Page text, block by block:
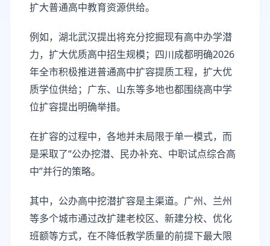
扩大普通高中教育资源供给。
例如，湖北武汉提出将充分挖掘现有高中办学潜
力，扩大优质高中招生规模；四川成都明确2026
年全市积极推进普通高中扩容提质工程，扩大优
质学位供给；广东、山东等多地也都围绕高中学
位扩容提出明确举措。
在扩容的过程中，各地并未局限于单一模式，而
是采取了“公办挖潜、民办补充、中职试点综合高
中”并行的策略。
其中，公办高中挖潜扩容是主渠道。广州、兰州
等多个城市通过改扩建老校区、新建分校、优化
班额等方式，在不降低教学质量的前提下最大限